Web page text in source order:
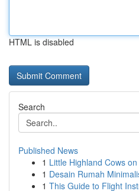
HTML is disabled
Search
Published News
1 Little Highland Cows
1 Desain Rumah
1 This Guide to Flight